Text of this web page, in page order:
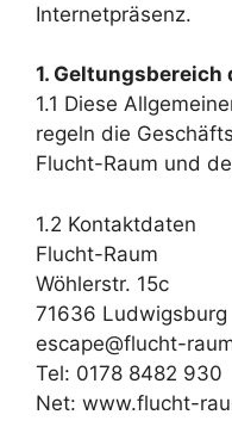
Internetpräsenz.
1. Geltungsbereich
1.1 Diese
regeln die
Flucht-Raum und
1.2 Kontaktdaten
Flucht-Raum
Wöhlerstr. 15c
71636 Ludwigsburg
escape@flucht-
Tel: 0178 8482 930
Net: www.flucht-